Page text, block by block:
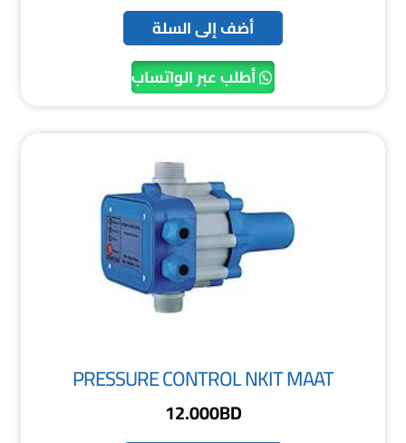
أضف إلى السلة
أطلب عبر الواتساب
PRESSURE CONTROL NKIT MAAT
12.000BD